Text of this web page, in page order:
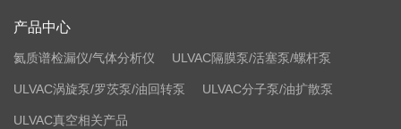
产品中心
氦质谱检漏仪/气体分析仪 ULVAC隔膜泵/活塞泵/螺杆泵
ULVAC涡旋泵/罗茨泵/油回转泵 ULVAC分子泵/油扩散泵
ULVAC真空相关产品